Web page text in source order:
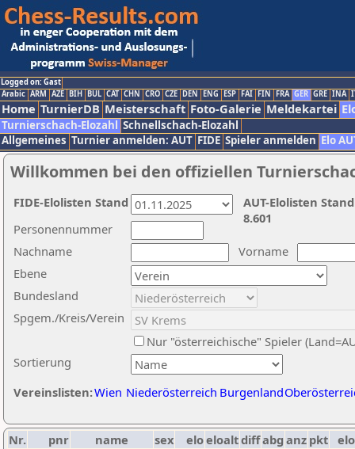
Logged on: Gast
Arabic ARM AZE BIH BUL CAT CHN CRO CZE DEN ENG ESP FAI FIN FRA GER GRE INA
Home TurnierDB Meisterschaft Foto-Galerie Meldekartei
Turnierschach-Elozahl Schnellschach-Elozahl
Allgemeines Turnier anmelden: AUT FIDE Spieler anmelden Elo
Willkommen bei den offiziellen
Nachname
Vorname
Ebene
Sortierung
Personennummer
Bundesland
Spgem./Kreis/Verein
Nur "österreichische" Spieler
Vereinslisten:Wien Niederösterreich Burgenland
AUT-Elolisten
8.601
FIDE-Elolisten Stand
Nr. pnr name sex eloeloaltdiffabg anz pkt